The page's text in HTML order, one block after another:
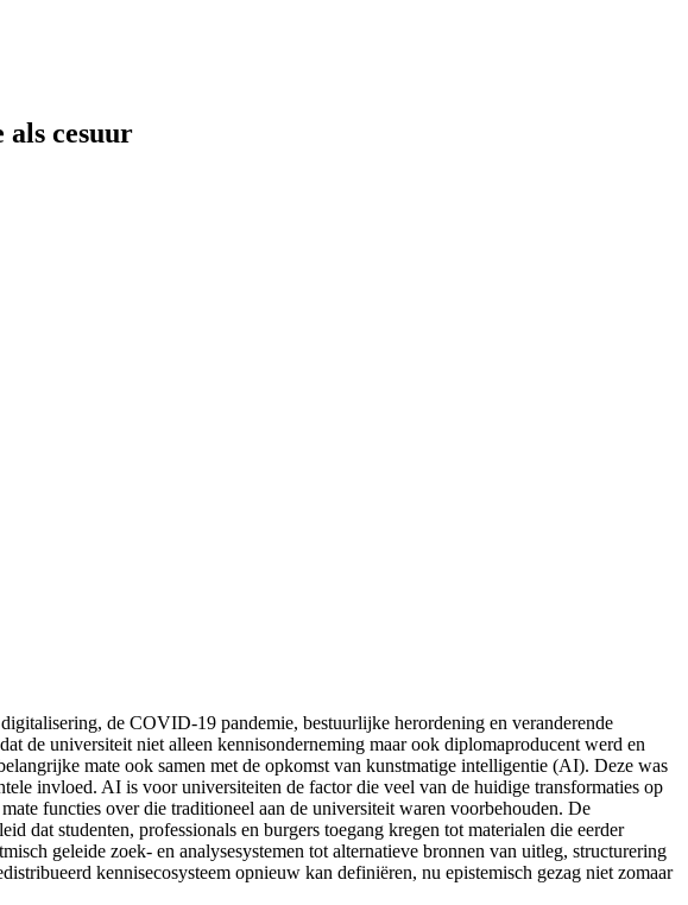
cesuur
de COVID-19 pandemie, bestuurlijke herordening en veranderende
de universiteit niet alleen kennisonderneming maar ook diplomaproducent werd en
mate ook samen met de opkomst van kunstmatige intelligentie (AI). Deze was
invloed. AI is voor universiteiten de factor die veel van de huidige transformaties op
functies over die traditioneel aan de universiteit waren voorbehouden. De
dat studenten, professionals en burgers toegang kregen tot materialen die eerder
geleide zoek- en analysesystemen tot alternatieve bronnen van uitleg, structurering
kennisecosysteem opnieuw kan definiëren, nu epistemisch gezag niet zomaar